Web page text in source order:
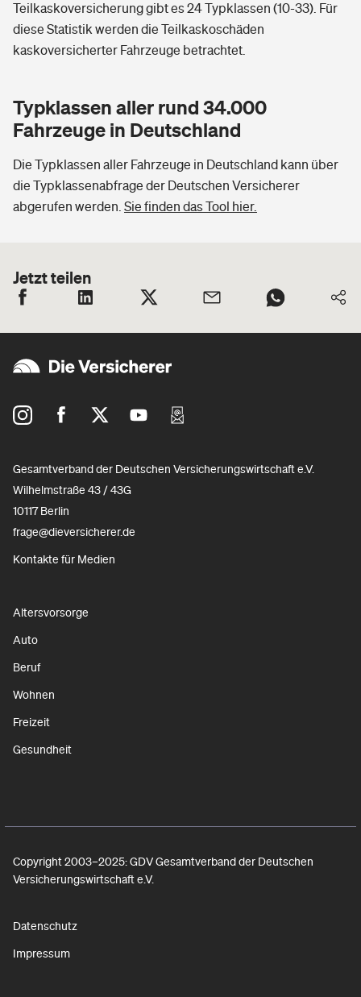
Teilkaskoversicherung gibt es 24 Typklassen (10-33). Für
diese Statistik werden die Teilkaskoschäden
kaskoversicherter Fahrzeuge betrachtet.
Typklassen aller rund 34.000
Fahrzeuge in Deutschland
Die Typklassen aller Fahrzeuge in Deutschland kann über
die Typklassenabfrage der Deutschen Versicherer
abgerufen werden. Sie finden das Tool hier.
Jetzt teilen
Gesamtverband der Deutschen Versicherungswirtschaft e.V.
Wilhelmstraße 43 / 43G
10117 Berlin
frage@dieversicherer.de
Kontakte für Medien
Altersvorsorge
Auto
Beruf
Wohnen
Freizeit
Gesundheit
Copyright 2003–2025: GDV Gesamtverband der Deutschen
Versicherungswirtschaft e.V.
Datenschutz
Impressum